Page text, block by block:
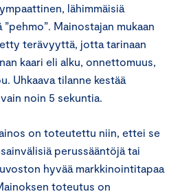
lähimmäisiä
Mainostajan mukaan
terävyyttä, jotta tarinaan
kaari eli alku, onnettomuus,
Uhkaava tilanne kestää
noin 5 sekuntia.
on toteutettu niin, ettei se
perussääntöjä tai
hyvää markkinointitapaa
toteutus on